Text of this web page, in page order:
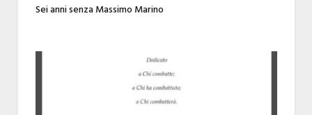
Sei anni senza Massimo Marino